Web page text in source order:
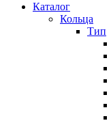
Каталог
Кольца
Тип